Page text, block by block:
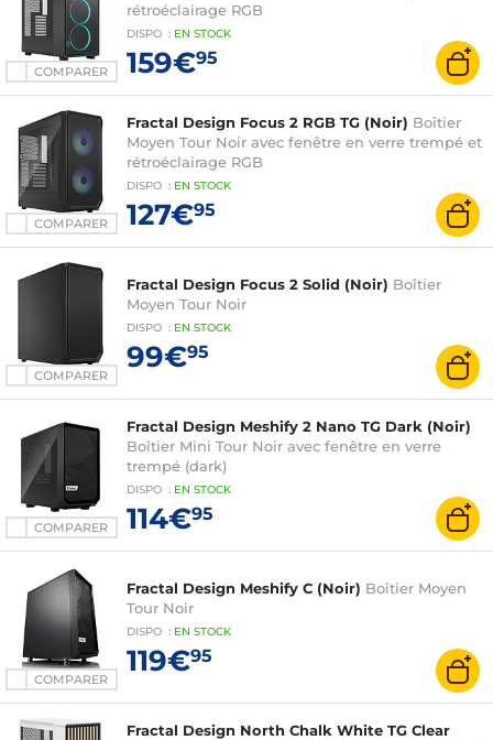
COMPARER
rétroéclairage RGB
DISPO : EN STOCK
159€95
COMPARER
Fractal Design Focus 2 RGB TG (Noir) Boîtier
Moyen Tour Noir avec fenêtre en verre trempé et
rétroéclairage RGB
DISPO : EN STOCK
127€95
COMPARER
Fractal Design Focus 2 Solid (Noir) Boîtier
Moyen Tour Noir
DISPO : EN STOCK
99€95
COMPARER
Fractal Design Meshify 2 Nano TG Dark (Noir)
Boîtier Mini Tour Noir avec fenêtre en verre
trempé (dark)
DISPO : EN STOCK
114€95
COMPARER
Fractal Design Meshify C (Noir) Boîtier Moyen
Tour Noir
DISPO : EN STOCK
119€95
Fractal Design North Chalk White TG Clear